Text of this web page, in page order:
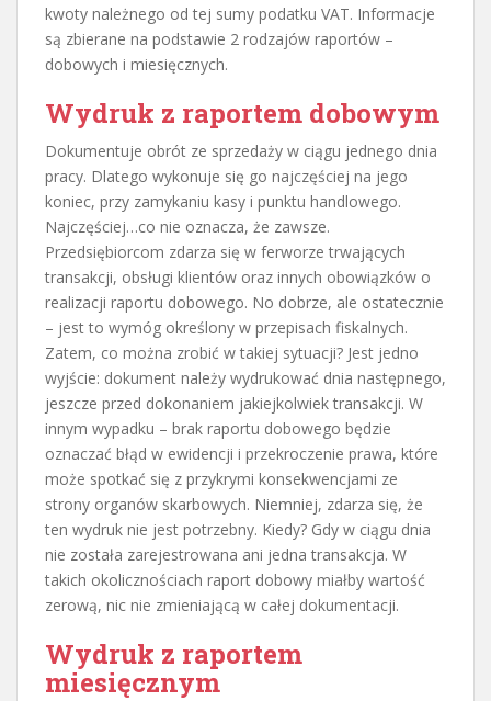
kwoty należnego od tej sumy podatku VAT. Informacje
są zbierane na podstawie 2 rodzajów raportów –
dobowych i miesięcznych.
Wydruk z raportem dobowym
Dokumentuje obrót ze sprzedaży w ciągu jednego dnia
pracy. Dlatego wykonuje się go najczęściej na jego
koniec, przy zamykaniu kasy i punktu handlowego.
Najczęściej…co nie oznacza, że zawsze.
Przedsiębiorcom zdarza się w ferworze trwających
transakcji, obsługi klientów oraz innych obowiązków o
realizacji raportu dobowego. No dobrze, ale ostatecznie
– jest to wymóg określony w przepisach fiskalnych.
Zatem, co można zrobić w takiej sytuacji? Jest jedno
wyjście: dokument należy wydrukować dnia następnego,
jeszcze przed dokonaniem jakiejkolwiek transakcji. W
innym wypadku – brak raportu dobowego będzie
oznaczać błąd w ewidencji i przekroczenie prawa, które
może spotkać się z przykrymi konsekwencjami ze
strony organów skarbowych. Niemniej, zdarza się, że
ten wydruk nie jest potrzebny. Kiedy? Gdy w ciągu dnia
nie została zarejestrowana ani jedna transakcja. W
takich okolicznościach raport dobowy miałby wartość
zerową, nic nie zmieniającą w całej dokumentacji.
Wydruk z raportem
miesięcznym